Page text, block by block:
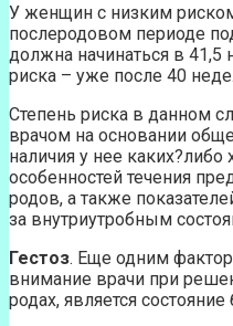
У женщин с низким
послеродовом периоде
должна начинаться в 41,5
риска – уже после 40
Степень риска в данном
врачом на основании
наличия у нее каких?либо
особенностей течения
родов, а также
за внутриутробным
Гестоз. Еще одним
внимание врачи при
родах, является